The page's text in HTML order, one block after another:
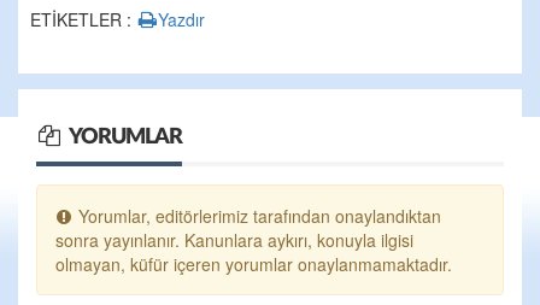
ETİKETLER : Yazdır
YORUMLAR
Yorumlar, editörlerimiz tarafından onaylandıktan
sonra yayınlanır. Kanunlara aykırı, konuyla ilgisi
olmayan, küfür içeren yorumlar onaylanmamaktadır.